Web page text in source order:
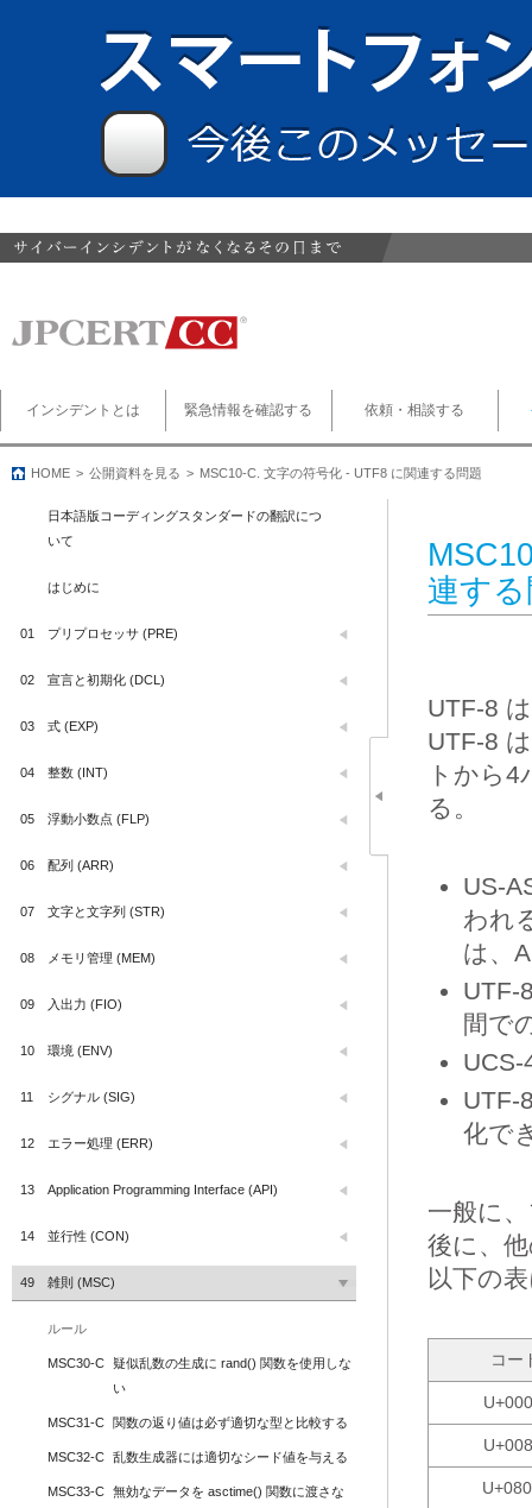
インシデントとは 緊急情報を確認する 依頼・相談する
HOME 公開資料を見る MSC10-C. 文字の符号化 - UTF8 に関連する問題
連す
UTF-8
UTF-8
トから
る。
US-
われ
は、
UTF-
間で
UCS-
UTF-
化で
一般に
後に、
以下の
コー
日本語版コーディングスタンダードの翻訳につ
いて
はじめに
01 プリプロセッサ (PRE)
02 宣言と初期化 (DCL)
03 式 (EXP)
04 整数 (INT)
05 浮動小数点 (FLP)
06 配列 (ARR)
07 文字と文字列 (STR)
08 メモリ管理 (MEM)
09 入出力 (FIO)
10 環境 (ENV)
11 シグナル (SIG)
12 エラー処理 (ERR)
13 Application Programming Interface (API)
14 並行性 (CON)
49 雑則 (MSC)
ルール
MSC30-C 疑似乱数の生成に rand() 関数を使用しな
い
MSC31-C 関数の返り値は必ず適切な型と比較する
MSC32-C 乱数生成器には適切なシード値を与える
MSC33-C 無効なデータを asctime() 関数に渡さな